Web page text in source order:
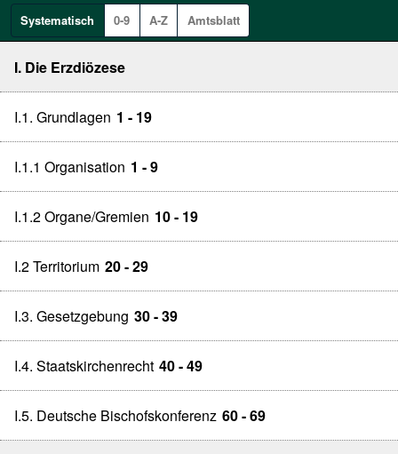
Systematisch 0-9 A-Z Amtsblatt
I. Die Erzdiözese
I.1. Grundlagen 1 - 19
I.1.1 Organisation 1 - 9
I.1.2 Organe/Gremien 10 - 19
I.2 Territorium 20 - 29
I.3. Gesetzgebung 30 - 39
I.4. Staatskirchenrecht 40 - 49
I.5. Deutsche Bischofskonferenz 60 - 69